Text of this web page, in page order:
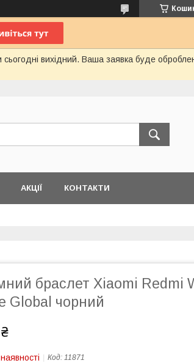
вихідний. Ваша заявка буде
АКЦІЇ КОНТАКТИ
браслет Xiaomi Redmi
Global чорний
Код: 11871